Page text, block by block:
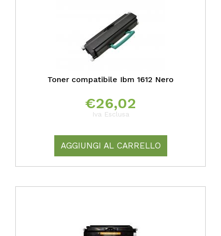
Toner compatibile Ibm 1612 Nero
€26,02
Iva Esclusa
AGGIUNGI AL CARRELLO